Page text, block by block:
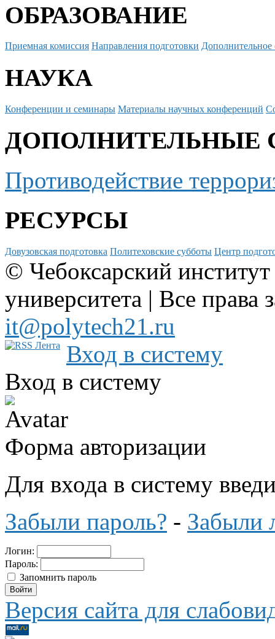
ОБРАЗОВАНИЕ
Приемная комиссия Направления подготовки Дополнительное
НАУКА
Конференции и семинары Материалы научных конференций
ДОПОЛНИТЕЛЬНЫЕ
Противодействие
РЕСУРСЫ
Довузовская подготовка Политеховские субботы Центр
© Чебоксарский
университета | Все
it@polytech21.ru
Вход в систему
Вход в систему
Форма авторизации
Для входа в систему
Забыли пароль? - Забыли
Логин:
Пароль:
Запомнить пароль
Версия сайта для